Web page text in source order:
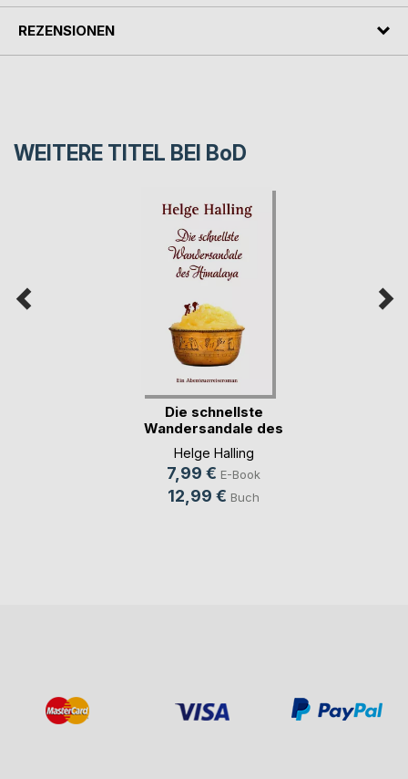
REZENSIONEN
WEITERE TITEL BEI BoD
Die schnellste
Wandersandale des
H(...)
Helge Halling
7,99 € E-Book
12,99 € Buch